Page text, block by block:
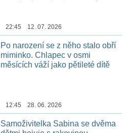
22:45 12. 07. 2026
Po narození se z něho stalo obří
miminko. Chlapec v osmi
měsících váží jako pětileté dítě
12:45 28. 06. 2026
Samoživitelka Sabina se dvěma